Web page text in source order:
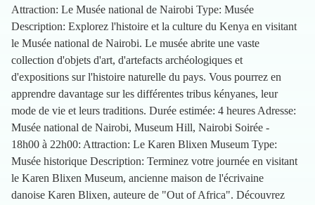
Attraction: Le Musée national de Nairobi Type: Musée
Description: Explorez l'histoire et la culture du Kenya en visitant
le Musée national de Nairobi. Le musée abrite une vaste
collection d'objets d'art, d'artefacts archéologiques et
d'expositions sur l'histoire naturelle du pays. Vous pourrez en
apprendre davantage sur les différentes tribus kényanes, leur
mode de vie et leurs traditions. Durée estimée: 4 heures Adresse:
Musée national de Nairobi, Museum Hill, Nairobi Soirée -
18h00 à 22h00: Attraction: Le Karen Blixen Museum Type:
Musée historique Description: Terminez votre journée en visitant
le Karen Blixen Museum, ancienne maison de l'écrivaine
danoise Karen Blixen, auteure de "Out of Africa". Découvrez